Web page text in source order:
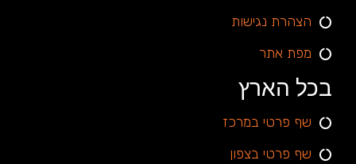
הצהרת נגישות
מפת אתר
בכל הארץ
שף פרטי במרכז
שף פרטי בצפון